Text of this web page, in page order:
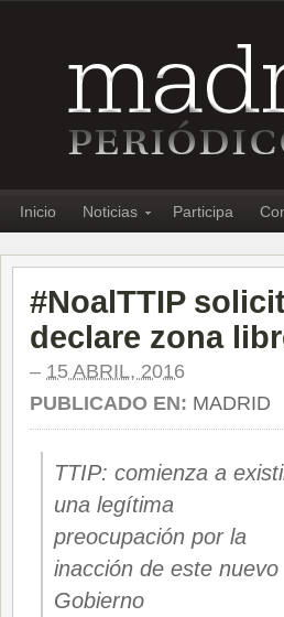
Inicio Noticias Participa
#NoalTTIP
declare zona
– 15 ABRIL, 2016
PUBLICADO EN: MADRID
TTIP: comienza a
una legítima
preocupación por la
inacción de este nuevo
Gobierno